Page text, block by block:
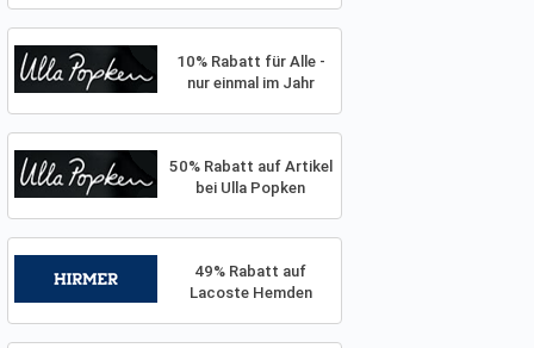
10% Rabatt für Alle -
nur einmal im Jahr
50% Rabatt auf Artikel
bei Ulla Popken
49% Rabatt auf
Lacoste Hemden